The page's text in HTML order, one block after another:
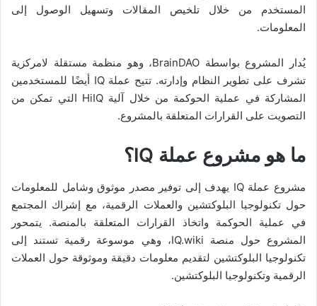
المستخدم من خلال تلخيص المقالات وتسهيل الوصول إلى
المعلومات.
يُدار المشروع بواسطة BrainDAO، وهو منظمة مستقلة لامركزية
تشرف على تطوير النظام وإدارته. تتيح عملة IQ أيضًا للمستخدمين
المشاركة في عملية الحوكمة من خلال آلية HiIQ التي تمكن من
التصويت على القرارات المتعلقة بالمشروع.
ما هو مشروع عملة IQ؟
مشروع عملة IQ يهدف إلى توفير مصدر موثوق وشامل للمعلومات
حول تكنولوجيا البلوكتشين والعملات الرقمية، مع إشراك المجتمع
في عملية الحوكمة واتخاذ القرارات المتعلقة بالمنصة. يتمحور
المشروع حول منصة IQ.wiki، وهي موسوعة رقمية تستند إلى
تكنولوجيا البلوكتشين لتقديم معلومات دقيقة وموثوقة حول العملات
الرقمية وتكنولوجيا البلوكتشين.